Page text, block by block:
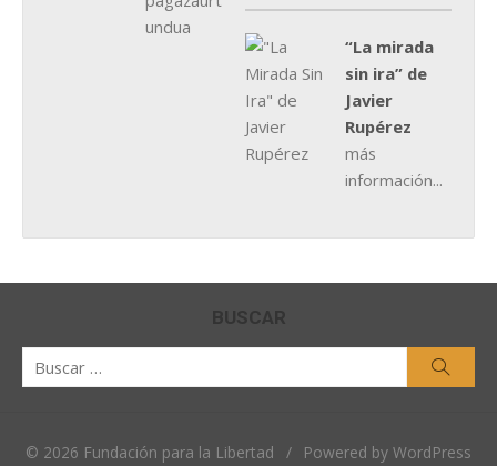
“La mirada
sin ira” de
Javier
Rupérez
más
información...
BUSCAR
© 2026 Fundación para la Libertad / Powered by WordPress